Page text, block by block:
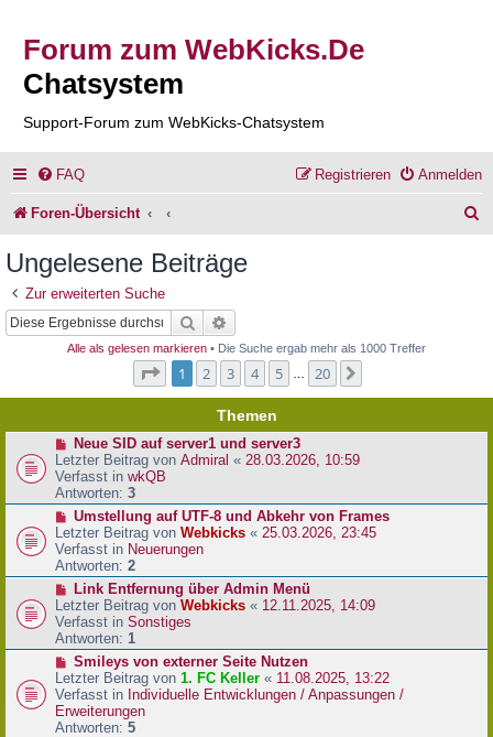
Forum zum WebKicks.De
Chatsystem
Support-Forum zum WebKicks-Chatsystem
FAQ Anmelden
Registrieren
Foren-Übersicht
Ungelesene Beiträge
Zur erweiterten Suche
Suche
Alle als gelesen markieren • Die Suche ergab mehr als 1000 Treffer
Seite von
1 2 3 4 5 20
Themen
N
e
u
e
r
B
e
i
t
a
g
Neue SID auf server1 und server3
Letzter Beitrag von Admiral « 28.03.2026, 10:59
Verfasst in wkQB
Antworten: 3
N
e
u
e
r
B
e
i
t
a
g
Umstellung auf UTF-8 und Abkehr von Frames
Letzter Beitrag von Webkicks « 25.03.2026, 23:45
Verfasst in Neuerungen
Antworten: 2
N
e
u
e
r
B
e
i
t
Link Entfernung über Admin Menü
Letzter Beitrag von Webkicks « 12.11.2025, 14:09
Verfasst in Sonstiges
Antworten: 1
N
e
u
e
r
Smileys von externer Seite Nutzen
Letzter Beitrag von 1. FC Keller « 11.08.2025, 13:22
Verfasst in Individuelle Entwicklungen / Anpassungen /
Erweiterungen
Antworten: 5